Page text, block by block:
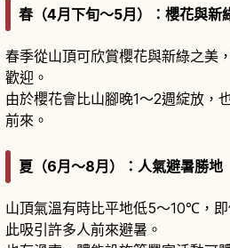
春（4月下旬～5月）：櫻花與新
春季從山頂可欣賞櫻花與新綠之美
歡迎。
由於櫻花會比山腳晚1～2週綻放，
前來。
夏（6月～8月）：人氣避暑勝地
山頂氣溫有時比平地低5～10℃，
此吸引許多人前來避暑。